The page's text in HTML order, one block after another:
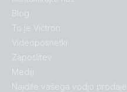
Blog
To je Victron
Videoposnetki
Zaposlitev
Mediji
Najdite vašega vodjo prodaje